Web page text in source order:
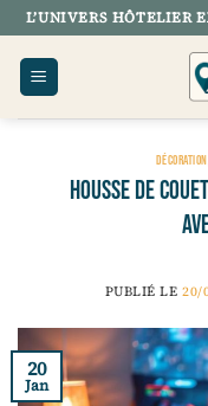
Passer
au
contenu
L’UNIVERS HÔTELIER
DÉCORATION
Housse de
PUBLIÉ LE20/
20
Jan